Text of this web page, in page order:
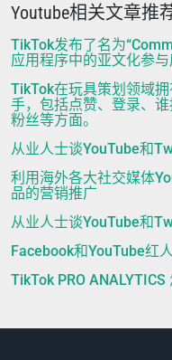
Youtube相关文章推
TikTok发布了名为
应用程序中的亚文化参与
TikTok在玩具策划领域
手，包括点赞、登录、
粉丝等方面。
从业人士谈YouTube和
利用海外各大社交媒体
品的营销推广
从业人士谈YouTube和
Facebook和YouTube红
TikTok PRO ANALYTICS